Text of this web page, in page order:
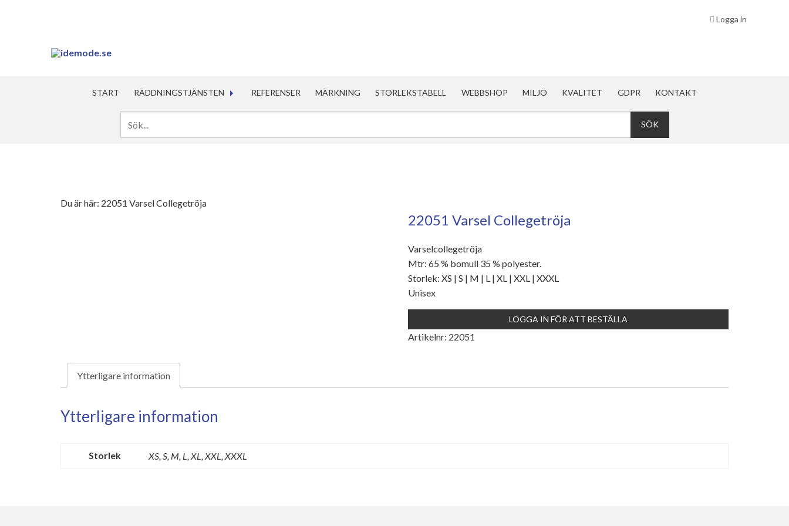
Logga in
START RÄDDNINGSTJÄNSTEN REFERENSER MÄRKNING STORLEKSTABELL WEBBSHOP MILJÖ KVALITET GDPR KONTAKT
Du är här: 22051 Varsel Collegetröja
22051 Varsel Collegetröja
Varselcollegetröja
Mtr: 65 % bomull 35 % polyester.
Storlek: XS | S | M | L | XL | XXL | XXXL
Unisex
LOGGA IN FÖR ATT BESTÄLLA
Artikelnr: 22051
Ytterligare information
Ytterligare information
Storlek XS, S, M, L, XL, XXL, XXXL